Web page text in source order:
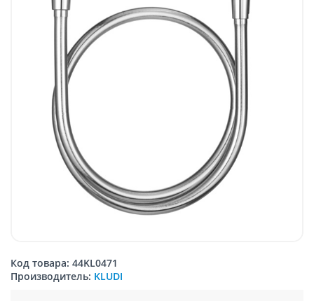
Код товара: 44KL0471
Производитель: KLUDI